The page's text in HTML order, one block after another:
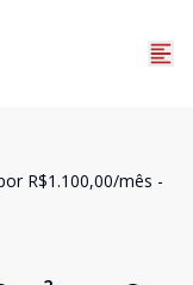
R$1.100,00/mês -